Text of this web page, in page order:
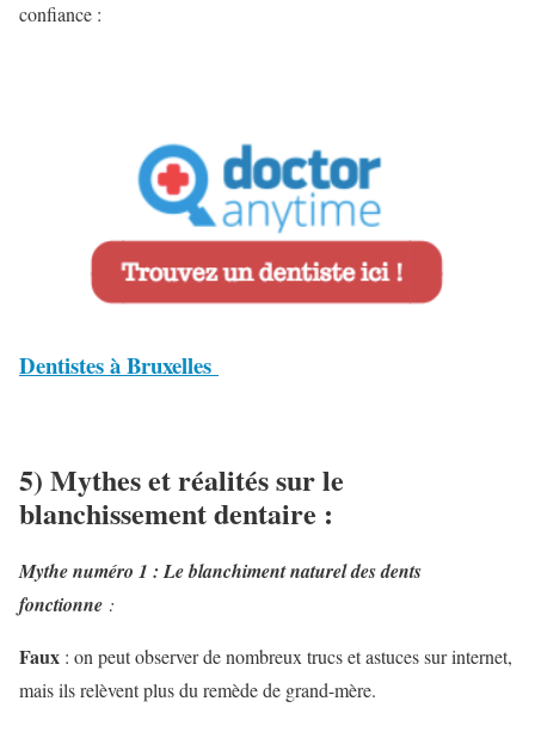
confiance :
Dentistes à Bruxelles
5) Mythes et réalités sur le
blanchissement dentaire :
Mythe numéro 1 : Le blanchiment naturel des dents
fonctionne :
Faux : on peut observer de nombreux trucs et astuces sur internet,
mais ils relèvent plus du remède de grand-mère.